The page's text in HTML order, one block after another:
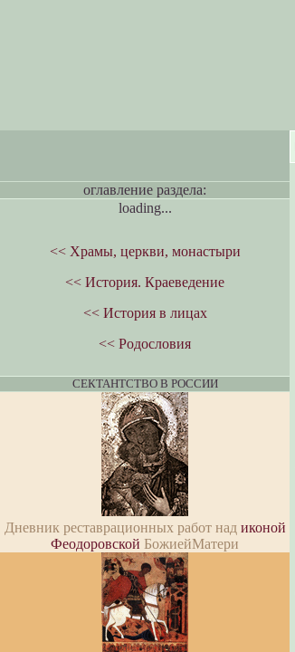
оглавление раздела:
loading...
<< Храмы, церкви, монастыри
<< История. Краеведение
<< История в лицах
<< Родословия
СЕКТАНТСТВО В РОССИИ
Дневник реставрационных работ над иконой
Феодоровской БожиейМатери